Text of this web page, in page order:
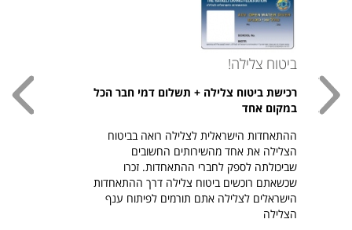
ביטוח צלילה!
רכישת ביטוח צלילה + תשלום דמי חבר הכל
במקום אחד
ההתאחדות הישראלית לצלילה רואה בביטוח
הצלילה את אחד מהשירותים החשובים
שביכולתה לספק לחברי ההתאחדות. זכרו
שכשאתם רוכשים ביטוח צלילה דרך ההתאחדות
הישראלים לצלילה אתם תורמים לפיתוח ענף
הצלילה